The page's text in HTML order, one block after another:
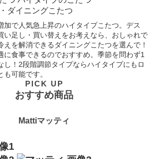
ダイニングこたつ
加で人気急上昇のハイタイプこたつ。デス
い足し・買い替えをお考えなら、おしゃれで
えを解消できるダイニングこたつを選んで！
に食事できるのでおすすめ。季節を問わず1
し！2段階調節タイプならハイタイプにもロ
可能です。
PICK UP
おすすめ商品
Mattiマッティ